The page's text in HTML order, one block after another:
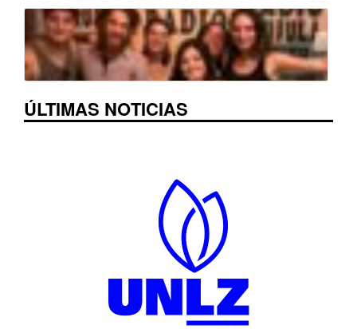
ÚLTIMAS NOTICIAS